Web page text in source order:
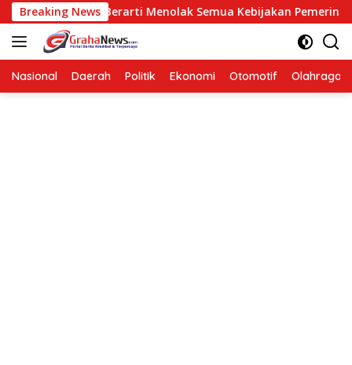
Langsung
ke
konten
Breaking News
Bukan Berarti Menolak Semua Kebijakan Pemerintah
Nasional Daerah Politik Ekonomi Otomotif Olahraga